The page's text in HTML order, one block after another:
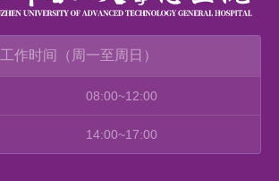
工作时间（周一至周日）
08:00~12:00
14:00~17:00